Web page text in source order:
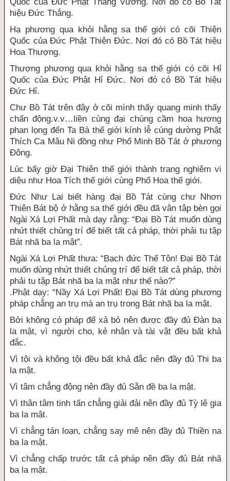
hiệu Đức Thắng.
Hạ phương qua khỏi hằng sa thế giới có cõi Thiện
Quốc của Đức Phật Thiện Đức. Nơi đó có Bồ Tát hiệu
Hoa Thượng.
Thượng phương qua khỏi hằng sa thế giới có cõi Hỉ
Quốc của Đức Phật Hỉ Đức. Nơi đó có Bồ Tát hiệu
Đức Hỉ.
Chư Bồ Tát trên đây ở cõi mình thấy quang minh thấy
chấn động.v.v…liền cùng đại chúng cầm hoa hương
phan lọng đến Ta Bà thế giới kính lễ cúng dường Phật
Thích Ca Mâu Ni đồng như Phổ Minh Bồ Tát ở phương
Đông.
Lúc bấy giờ Đại Thiên thế giới thành trang nghiêm vi
diệu như Hoa Tích thế giới cùng Phổ Hoa thế giới.
Đức Như Lai biết hàng đại Bồ Tát cùng chư Nhơn
Thiên Bát bộ ở hằng sa thế giới đều đã vân tập bèn gọi
Ngài Xá Lợi Phất mà dạy rằng: “Đại Bồ Tát muốn dùng
nhứt thiết chủng trí để biết tất cả pháp, thời phải tu tập
Bát nhã ba la mật”.
Ngài Xá Lợi Phất thưa: “Bạch đức Thế Tôn! Đại Bồ Tát
muốn dùng nhứt thiết chủng trí để biết tất cả pháp, thời
phải tu tập Bát nhã ba la mật như thế nào?”
.Phật dạy: “Nầy Xá Lợi Phất! Đại Bồ Tát dùng phương
pháp chẳng an trụ mà an trụ trong Bát nhã ba la mật.
Bởi không có pháp để xả bỏ nên được đầy đủ Đàn ba
la mật, vì người cho, kẻ nhận và tài vật đều bất khả
đắc.
Vì tội và không tội đều bất khả đắc nên đầy đủ Thi ba
la mật.
Vì tâm chẳng động nên đầy đủ Sằn đề ba la mật.
Vì thân tâm tinh tấn chẳng giải đải nên đầy đủ Tỳ lê gia
ba la mật.
Vì chẳng tán loạn, chẳng say mê nên đầy đủ Thiền na
ba la mật.
Vì chẳng chấp trước tất cả pháp nên đầy đủ Bát nhã
ba la mật.